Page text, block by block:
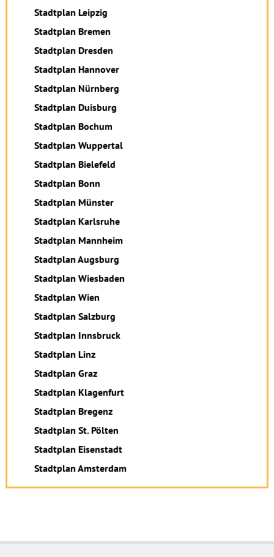
Stadtplan Leipzig
Stadtplan Bremen
Stadtplan Dresden
Stadtplan Hannover
Stadtplan Nürnberg
Stadtplan Duisburg
Stadtplan Bochum
Stadtplan Wuppertal
Stadtplan Bielefeld
Stadtplan Bonn
Stadtplan Münster
Stadtplan Karlsruhe
Stadtplan Mannheim
Stadtplan Augsburg
Stadtplan Wiesbaden
Stadtplan Wien
Stadtplan Salzburg
Stadtplan Innsbruck
Stadtplan Linz
Stadtplan Graz
Stadtplan Klagenfurt
Stadtplan Bregenz
Stadtplan St. Pölten
Stadtplan Eisenstadt
Stadtplan Amsterdam